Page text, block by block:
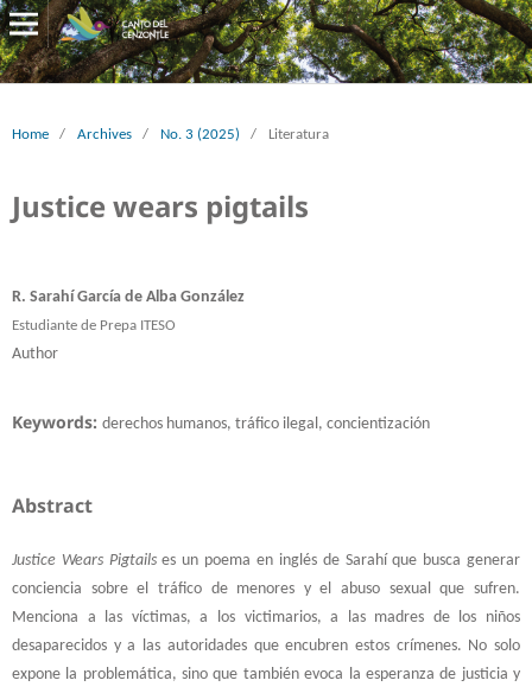
Home / Archives / No. 3 (2025) / Literatura
Justice wears pigtails
R. Sarahí García de Alba González
Estudiante de Prepa ITESO
Author
Keywords: derechos humanos, tráfico ilegal, concientización
Abstract
Justice Wears Pigtailses un poema en inglés de Sarahí que busca generar
conciencia sobre el tráfico de menores y el abuso sexual que sufren.
Menciona a las víctimas, a los victimarios, a las madres de los niños
desaparecidos y a las autoridades que encubren estos crímenes. No solo
expone la problemática, sino que también evoca la esperanza de justicia y